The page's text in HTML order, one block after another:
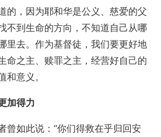
的，因为耶和华是公义、慈爱的父
不到生命的方向，不知道自己从哪
里去。作为基督徒，我们要更好地
命之主、赎罪之主，经营好自己的
和意义。
加得力
曾如此说：“你们得救在乎归回安